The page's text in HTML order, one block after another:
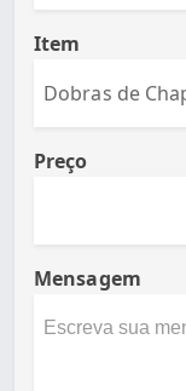
Item
Preço
Mensagem